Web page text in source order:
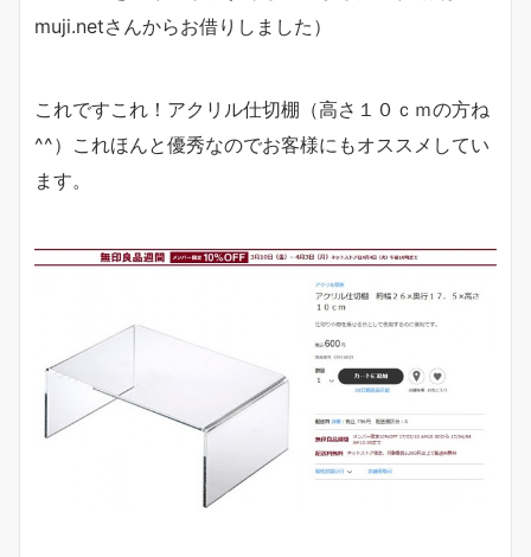
muji.netさんからお借りしました）
これですこれ！アクリル仕切棚（高さ１０ｃｍの方ね
^^）これほんと優秀なのでお客様にもオススメしてい
ます。